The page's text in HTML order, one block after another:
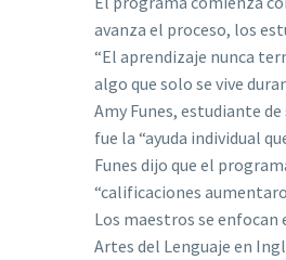
avanza el proceso, los
“El aprendizaje nunca
algo que solo se vive
Amy Funes, estudiante
fue la “ayuda individual
Funes dijo que el
“calificaciones
Los maestros se enfocan
Artes del Lenguaje en